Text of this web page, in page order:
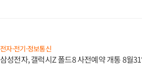
전자·전기·정보통신
삼성전자, 갤럭시Z 폴드8 사전예약 개통 8월